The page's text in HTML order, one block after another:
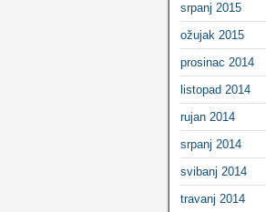
srpanj 2015
ožujak 2015
prosinac 2014
listopad 2014
rujan 2014
srpanj 2014
svibanj 2014
travanj 2014